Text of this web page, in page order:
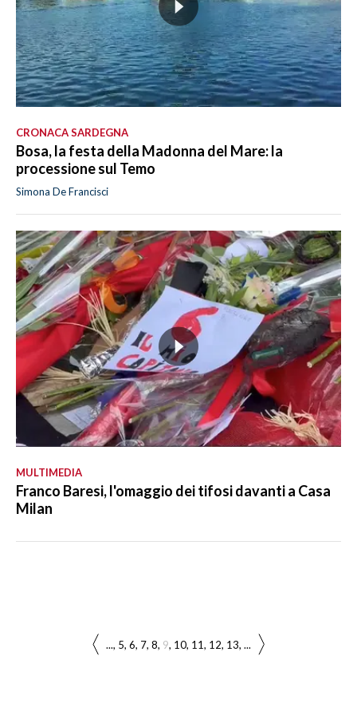
CRONACA SARDEGNA
Bosa, la festa della Madonna del Mare: la
processione sul Temo
Simona De Francisci
MULTIMEDIA
Franco Baresi, l'omaggio dei tifosi davanti a Casa
Milan
... 5 6 7 8 9 10 11 12 13 ...